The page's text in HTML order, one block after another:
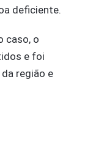
deficiente.
caso, o
e foi
região e